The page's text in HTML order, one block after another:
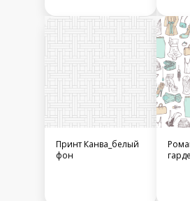
Принт Канва_белый
фон